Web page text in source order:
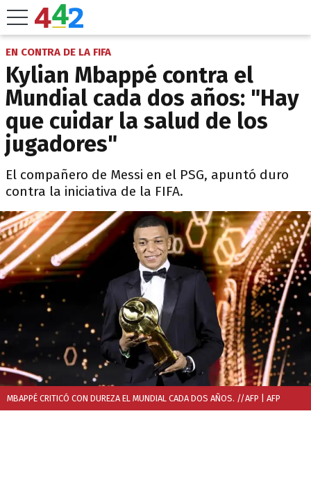
EN CONTRA DE LA FIFA
Kylian Mbappé contra el
Mundial cada dos años: "Hay
que cuidar la salud de los
jugadores"
El compañero de Messi en el PSG, apuntó duro
contra la iniciativa de la FIFA.
MBAPPÉ CRITICÓ CON DUREZA EL MUNDIAL CADA DOS AÑOS. //AFP | AFP